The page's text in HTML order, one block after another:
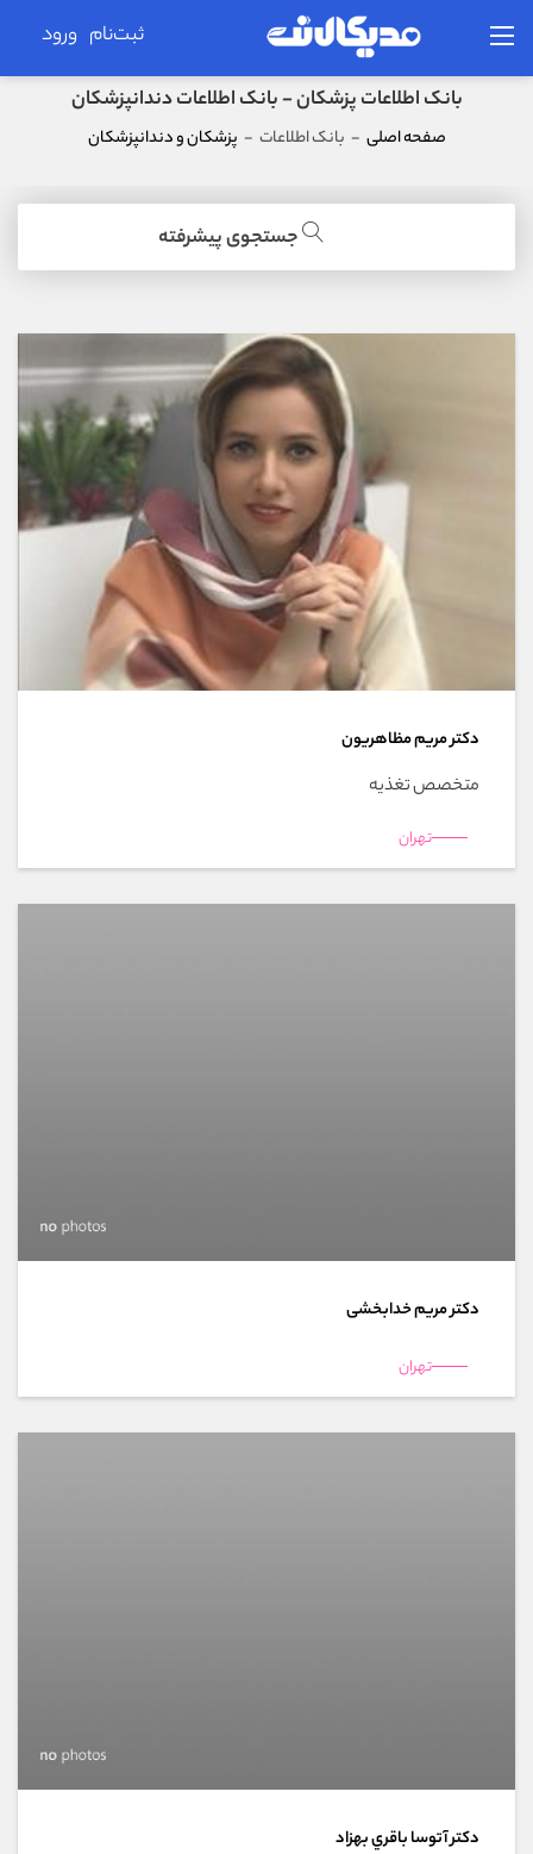
ثبت‌نام ورود
بانک اطلاعات پزشکان - بانک اطلاعات دندانپزشکان
صفحه اصلی - بانک اطلاعات - پزشکان و دندانپزشکان
جستجوی پیشرفته
دکتر مریم مظاهریون
متخصص تغذيه
تهران
دکتر مریم خدابخشی
تهران
دکتر آتوسا باقري بهزاد